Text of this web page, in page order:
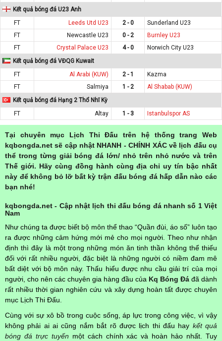
Kết quả bóng đá U23 Anh
FT
Leeds Utd U23 2 - 0
Sunderland U23
FT
Newcastle U23 0 - 2
Burnley U23
FT
Crystal Palace U23 4 - 0
Norwich City U23
Kết quả bóng đá VĐQG Kuwait
FT
Al Arabi (KUW) 2 - 1
Kazma
FT
Salmiya 1 - 2
Al Shabab (KUW)
Kết quả bóng đá Hạng 2 Thổ Nhĩ Kỳ
FT
Altay 1 - 3 Istanbulspor AS
Tại chuyên mục Lịch Thi Đấu trên hệ thống trang Web
kqbongda.net sẽ cập nhật NHANH - CHÍNH XÁC về lịch đấu cụ
thể trong từng giải bóng đá lớn/ nhỏ trên nhỏ nước và trên
Thế giới. Hãy cùng đồng hành cùng địa chỉ uy tín bậc nhất
này để không bỏ lỡ bất kỳ trận đấu bóng đá hấp dẫn nào các
bạn nhé!
kqbongda.net - Cập nhật lịch thi đấu bóng đá nhanh số 1 Việt
Nam
Như chúng ta được biết bộ môn thể thao “Quần đùi, áo số” luôn tạo
ra được những cảm hứng mới mẻ cho mọi người. Theo như nhận
định thì đây là một trong những món ăn tinh thần không thể thiếu
đối với rất nhiều người, đặc biệt là những người có niềm đam mê
bất diệt với bộ môn này. Thấu hiểu được nhu cầu giải trí của mọi
người, cho nên các chuyên gia hàng đầu của Kq Bóng Đá đã dành
rất nhiều thời gian nghiên cứu và xây dựng hoàn tất được chuyên
mục Lịch Thi Đấu.
Cùng với sự xô bồ trong cuộc sống, áp lực trong công việc, vì vậy
không phải ai ai cũng nắm bắt rõ được lịch thi đấu hay kết quả
bóng đá trực tuyến một cách chính xác và hoàn hảo nhất. Tuy